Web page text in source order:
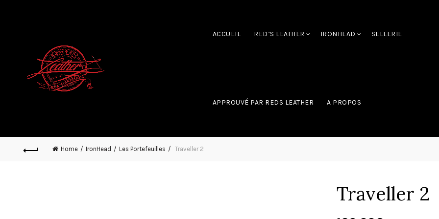
ACCUEIL RED’S LEATHER IRONHEAD SELLERIE
APPROUVÉ PAR REDS LEATHER A PROPOS
Home IronHead Les Portefeuilles Traveller 2
Traveller 2